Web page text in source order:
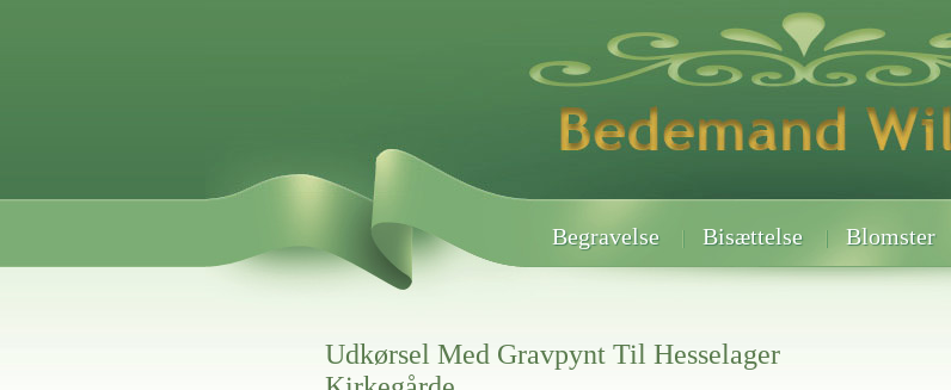
Begravelse Bisættelse Blomster
Udkørsel Med Gravpynt Til Hesselager